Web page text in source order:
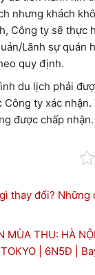
nhưng khách
Công ty sẽ thực
Lãnh sự quán
quy định.
du lịch phải
Công ty xác
được chấp nhận.
thay đổi? Những
MÙA THU: HÀ
| 6N5Đ |